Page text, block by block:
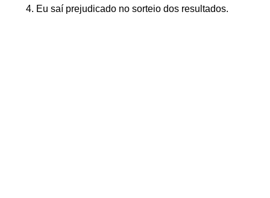
Eu saí prejudicado no sorteio dos resultados.